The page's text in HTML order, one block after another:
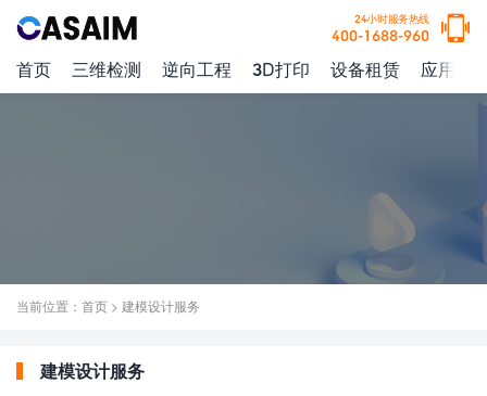
24小时服务热线
400-1688-960
首页 三维检测 逆向工程 3D打印 设备租赁 应用案
当前位置： 首页 > 建模设计服务
建模设计服务